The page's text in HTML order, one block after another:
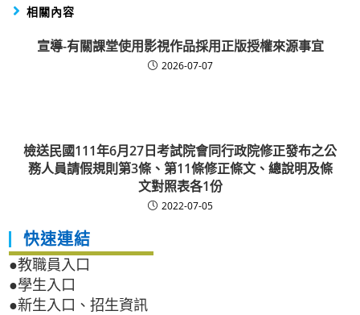
相關內容
宣導-有關課堂使用影視作品採用正版授權來源事宜
2026-07-07
檢送民國111年6月27日考試院會同行政院修正發布之公
務人員請假規則第3條、第11條修正條文、總說明及條
文對照表各1份
2022-07-05
快速連結
●教職員入口
●學生入口
●新生入口、招生資訊